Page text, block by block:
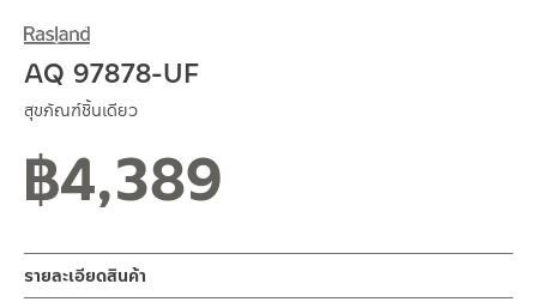
AQ 97878-UF
สุขภัณฑ์ชิ้นเดียว
฿4,389
รายละเอียดสินค้า